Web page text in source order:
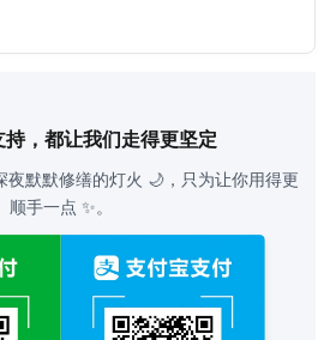
持，都让我们走得更坚定
默默修缮的灯火 🌙，只为让你用得更
顺手一点 ✨。